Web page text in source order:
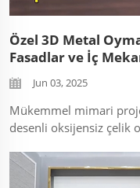
Özel 3D Metal
Fasadlar ve İç
Jun 03, 2025
Mükemmel mimari
desenli oksijensiz çelik
dirençli fasadlara ve
dönüştürdüğümüzü